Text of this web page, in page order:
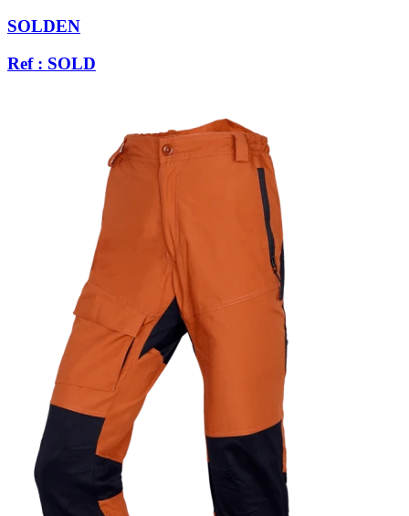
SOLDEN
Ref : SOLD